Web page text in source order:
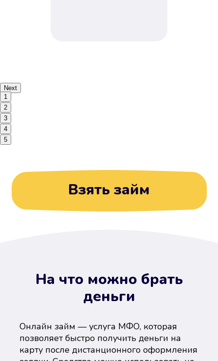
Next
1
2
3
4
5
Взять займ
На что можно брать
деньги
Онлайн займ — услуга МФО, которая
позволяет быстро получить деньги на
карту после дистанционного оформления